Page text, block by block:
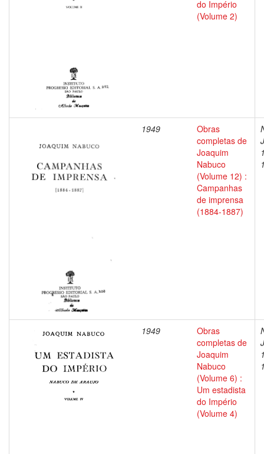
do Império
(Volume 2)
1949
Obras
completas de
Joaquim
Nabuco
(Volume 12) :
Campanhas
de imprensa
(1884-1887)
1949
Obras
completas de
Joaquim
Nabuco
(Volume 6) :
Um estadista
do Império
(Volume 4)